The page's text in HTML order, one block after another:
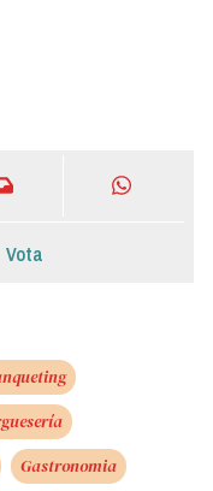
Vota
Gastronomia